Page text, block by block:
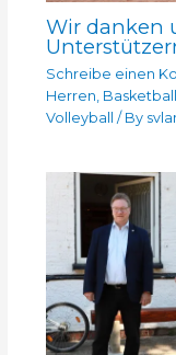
Wir danken
Schreibe einen
Herren Basketball
Volleyball
/ By